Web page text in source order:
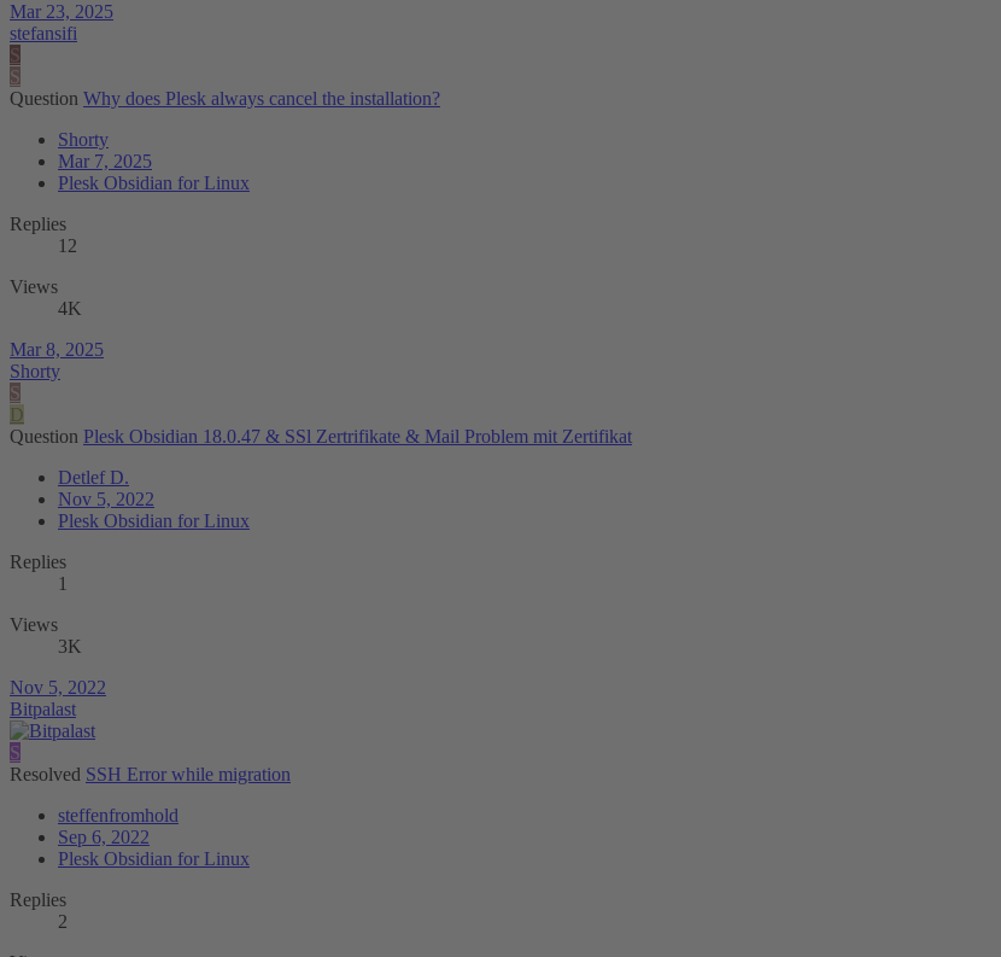
Mar 23, 2025
stefansifi
S
S
Question Why does Plesk always cancel the installation?
Shorty
Mar 7, 2025
Plesk Obsidian for Linux
Replies
12
Views
4K
Mar 8, 2025
Shorty
S
D
Question Plesk Obsidian 18.0.47 & SSl Zertrifikate & Mail Problem mit Zertifikat
Detlef D.
Nov 5, 2022
Plesk Obsidian for Linux
Replies
1
Views
3K
Nov 5, 2022
Bitpalast
S
Resolved SSH Error while migration
steffenfromhold
Sep 6, 2022
Plesk Obsidian for Linux
Replies
2